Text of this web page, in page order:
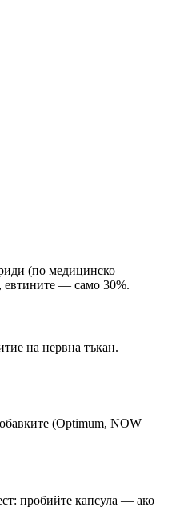
(по медицинско
евтините — само 30%.
на нервна тъкан.
(Optimum, NOW
пробийте капсула — ако